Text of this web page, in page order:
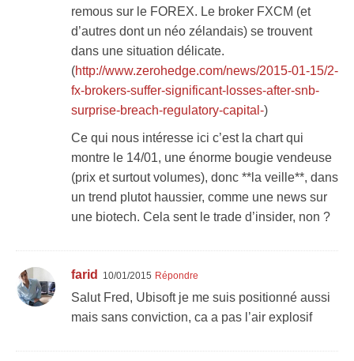
remous sur le FOREX. Le broker FXCM (et
d’autres dont un néo zélandais) se trouvent
dans une situation délicate.
(http://www.zerohedge.com/news/2015-01-15/2-
fx-brokers-suffer-significant-losses-after-snb-
surprise-breach-regulatory-capital-)
Ce qui nous intéresse ici c’est la chart qui
montre le 14/01, une énorme bougie vendeuse
(prix et surtout volumes), donc **la veille**, dans
un trend plutot haussier, comme une news sur
une biotech. Cela sent le trade d’insider, non ?
farid 10/01/2015 Répondre
Salut Fred, Ubisoft je me suis positionné aussi
mais sans conviction, ca a pas l’air explosif